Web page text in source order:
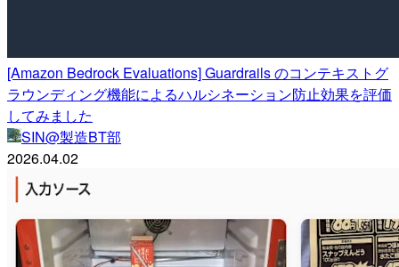
[Amazon Bedrock Evaluations] Guardrails のコンテキストグ
ラウンディング機能によるハルシネーション防止効果を評価
してみました
SIN@製造BT部
2026.04.02